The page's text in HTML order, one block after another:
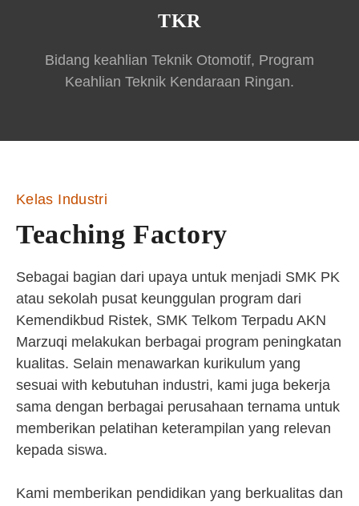
TKR
Bidang keahlian Teknik Otomotif, Program
Keahlian Teknik Kendaraan Ringan.
Kelas Industri
Teaching Factory
Sebagai bagian dari upaya untuk menjadi SMK PK
atau sekolah pusat keunggulan program dari
Kemendikbud Ristek, SMK Telkom Terpadu AKN
Marzuqi melakukan berbagai program peningkatan
kualitas. Selain menawarkan kurikulum yang
sesuai with kebutuhan industri, kami juga bekerja
sama dengan berbagai perusahaan ternama untuk
memberikan pelatihan keterampilan yang relevan
kepada siswa.
Kami memberikan pendidikan yang berkualitas dan